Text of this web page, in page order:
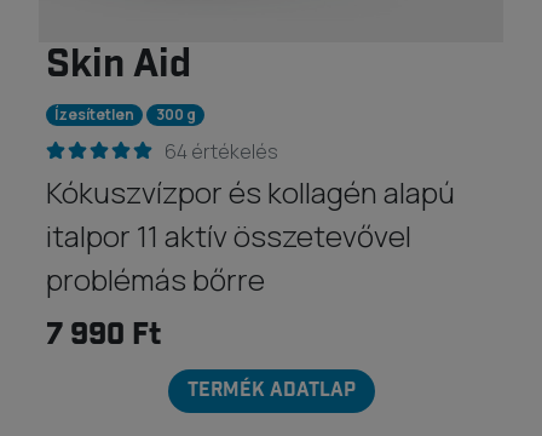
Skin Aid
Ízesítetlen 300 g
64 értékelés
Kókuszvízpor és kollagén alapú
italpor 11 aktív összetevővel
problémás bőrre
7 990 Ft
TERMÉK ADATLAP